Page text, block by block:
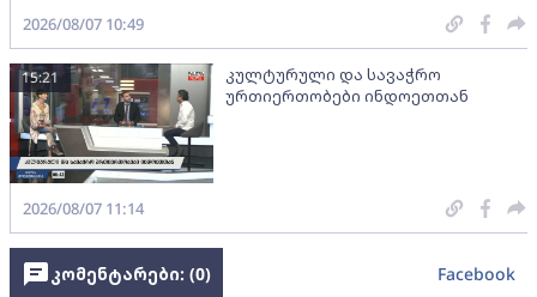
2026/08/07 10:49
კულტურული და სავაჭრო
ურთიერთობები ინდოეთთან
15:21
2026/08/07 11:14
კომენტარები: (0) Facebook